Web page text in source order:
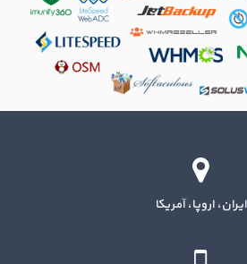
ایران، اروپا، آمریکا